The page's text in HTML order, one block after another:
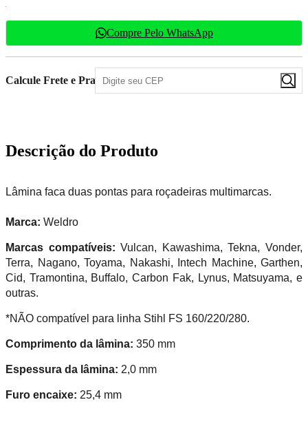
Compre Pelo WhatsApp
Calcule Frete e Prazo
Descrição do Produto
Lâmina faca duas pontas para roçadeiras multimarcas.
Marca: Weldro
Marcas compatíveis: Vulcan, Kawashima, Tekna, Vonder,
Terra, Nagano, Toyama, Nakashi, Intech Machine, Garthen,
Cid, Tramontina, Buffalo, Carbon Fak, Lynus, Matsuyama, e
outras.
*NÃO compatível para linha Stihl FS 160/220/280.
Comprimento da lâmina: 350 mm
Espessura da lâmina: 2,0 mm
Furo encaixe: 25,4 mm